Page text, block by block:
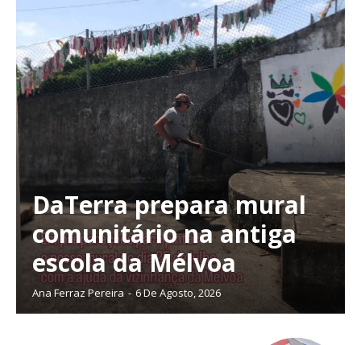
Planos de Assinatura
DaTerra prepara mural
comunitário na antiga
escola da Mélvoa
Ana Ferraz Pereira - 6 De Agosto, 2026